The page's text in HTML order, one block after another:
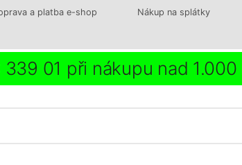
a platba e-shop Nákup na splátky
339 01 při nákupu nad 1.000